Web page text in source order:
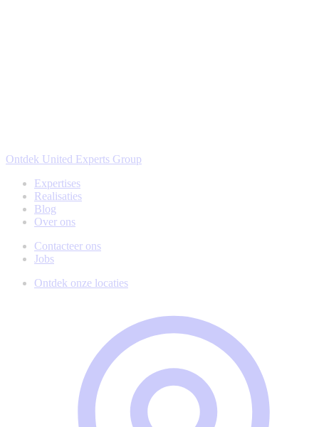
Ontdek United Experts Group
Expertises
Realisaties
Blog
Over ons
Contacteer ons
Jobs
Ontdek onze locaties